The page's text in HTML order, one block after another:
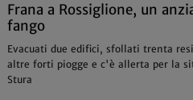
Frana a Rossiglione, un
fango
Evacuati due edifici, sfollati trenta
altre forti piogge e c'è allerta per la
Stura